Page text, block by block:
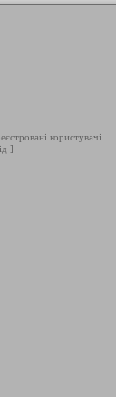
користувачі.
]